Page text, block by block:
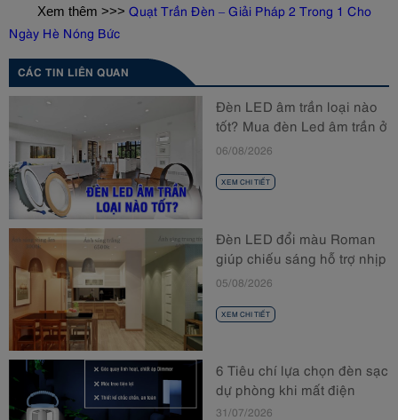
	Xem thêm >>>
Quạt Trần Đèn – Giải Pháp 2 Trong 1 Cho
Ngày Hè Nóng Bức
CÁC TIN LIÊN QUAN
Đèn LED âm trần loại nào
tốt? Mua đèn Led âm trần ở
đâu?
06/08/2026
XEM CHI TIẾT
Đèn LED đổi màu Roman
giúp chiếu sáng hỗ trợ nhịp
sinh học
05/08/2026
XEM CHI TIẾT
6 Tiêu chí lựa chọn đèn sạc
dự phòng khi mất điện
31/07/2026